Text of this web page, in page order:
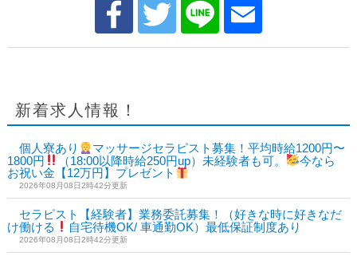
新着求人情報！
個人寮あり
マッサージセラピスト募集！平均時給1200円〜
1800円
（18:00以降時給250円up）未経験者も可。
今なら
お祝い金【12万円】プレゼント
2026年08月08日2時42分更新
セラピスト【経験者】業務委託募集！（好きな時に好きなだ
け働ける
自宅待機OK/ 車通勤OK）最低保証制度あり
2026年08月08日2時42分更新